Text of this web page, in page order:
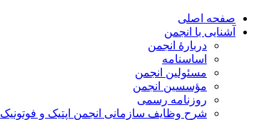
صفحه اصلی
آشنایی با انجمن
دربارۀ انجمن
اساسنامه
مسئولین انجمن
مؤسسین انجمن
روزنامه رسمی
شرح وظایف سازمانی انجمن اپتیک و فوتونیک